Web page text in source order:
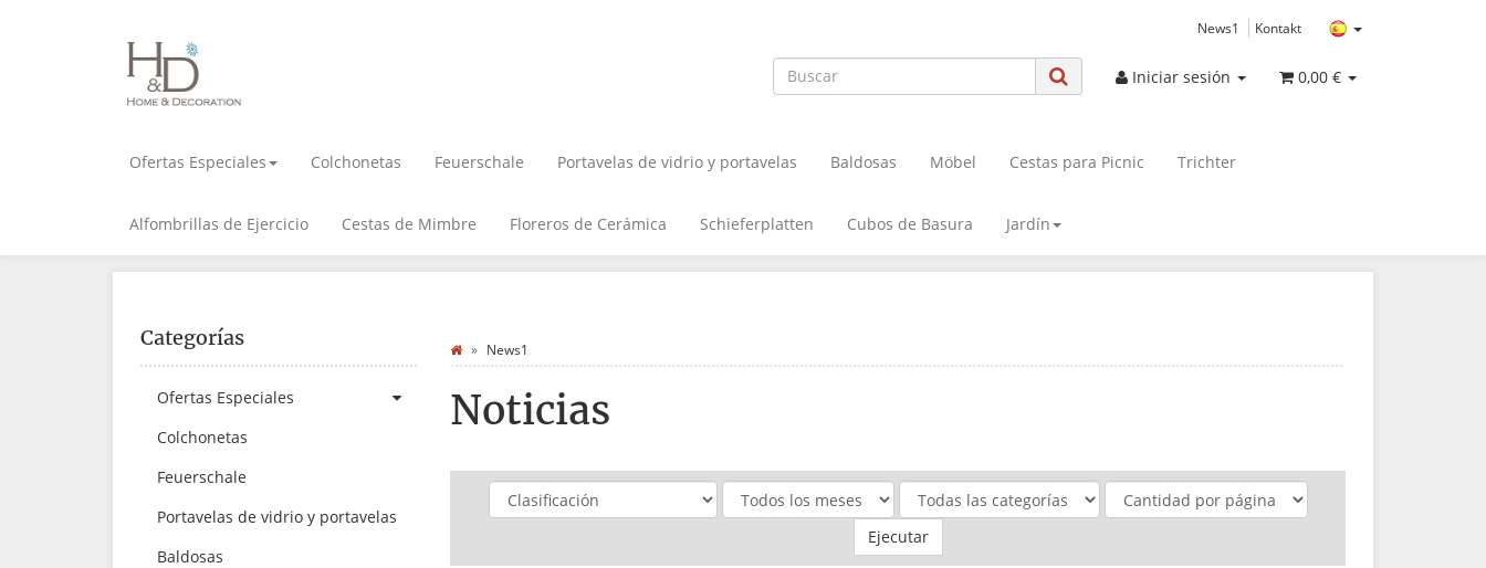
News1 Kontakt
Iniciar sesión 0,00 €
Ofertas Especiales Colchonetas Feuerschale Portavelas de vidrio y portavelas Baldosas Möbel Cestas para Picnic Trichter
Alfombrillas de Ejercicio Cestas de Mimbre Floreros de Cerámica Schieferplatten Cubos de Basura Jardín
News1
Noticias
Ejecutar
Categorías
Ofertas Especiales
Colchonetas
Feuerschale
Portavelas de vidrio y portavelas
Baldosas